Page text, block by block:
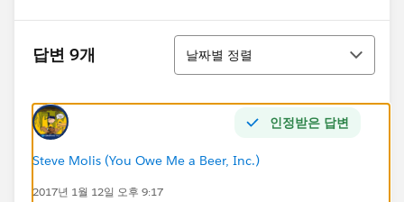
답변 9개
정렬
날짜별 정렬
인정받은 답변
Steve Molis (You Owe Me a Beer, Inc.)
2017년 1월 12일 오후 9:17